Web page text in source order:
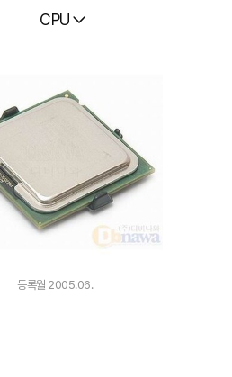
다나와
CPU
등록월 2005.06.